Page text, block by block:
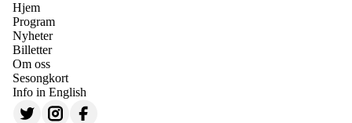
Hjem
Program
Nyheter
Billetter
Om oss
Sesongkort
Info in English